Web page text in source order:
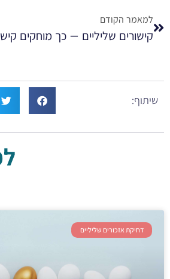
למאמר הקודם
קישורים שליליים – כך מוחקים
שיתוף:
דחיקת אזכורים שליליים